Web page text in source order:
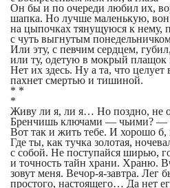
Он бы и по очереди любил их,
шапка. Но лучше маленькую, вон
на цыпочках тянущуюся к нему,
с чуть выгнутым
Или эту, с певчим сердцем,
или ту, одетую в мокрый плащок
Нет их здесь. Ну а та, что целует
пахнет смертью и тишиной.
* *
*
Живу ли я, ли я… Но поздно, не
Бренчишь ключами — чьими? —
Вот так и жить тебе. И хорошо б,
Где ты, как тучка золотая,
с собой. Не поступайся ширью,
и точность тайн храни. Храню.
зовут меня. Вечор-я-завтра. Лег
простого, настоящего… Да нет